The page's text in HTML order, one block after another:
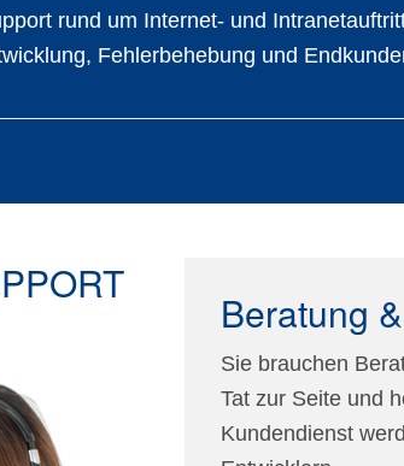
rund um Internet- und
Fehlerbehebung und
Beratung
Sie brauchen
Tat zur Seite und
Kundendienst